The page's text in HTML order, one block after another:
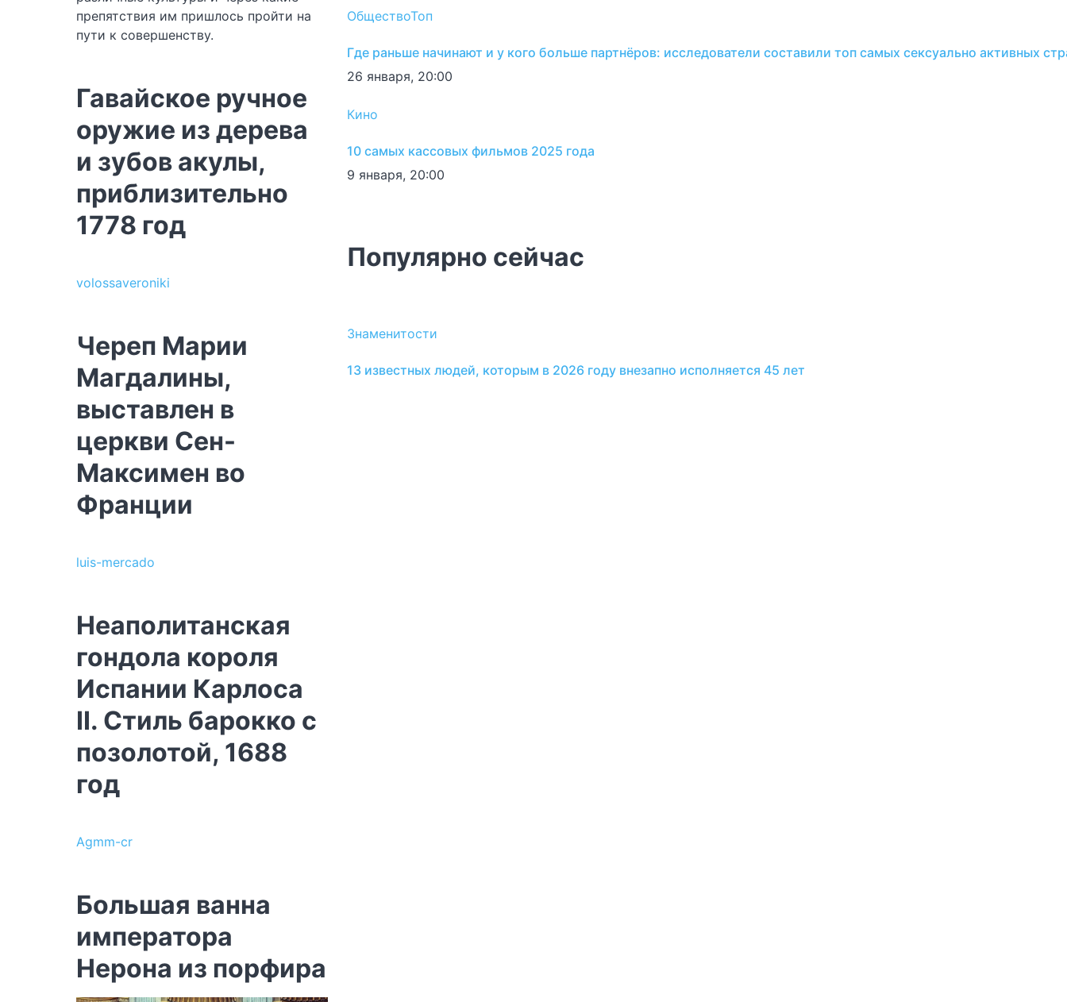
препятствия им пришлось пройти на
пути к совершенству.
Гавайское ручное
оружие из дерева
и зубов акулы,
приблизительно
1778 год
volossaveroniki
Череп Марии
Магдалины,
выставлен в
церкви Сен-
Максимен во
Франции
luis-mercado
Неаполитанская
гондола короля
Испании Карлоса
II. Стиль барокко с
позолотой, 1688
год
Agmm-cr
Большая ванна
императора
Нерона из порфира
ОбществоТоп
Где раньше начинают и у кого больше партнёров: исследователи составили топ самых сексуально активных
26 января, 20:00
Кино
10 самых кассовых фильмов 2025 года
9 января, 20:00
Популярно сейчас
Знаменитости
13 известных людей, которым в 2026 году внезапно исполняется 45 лет